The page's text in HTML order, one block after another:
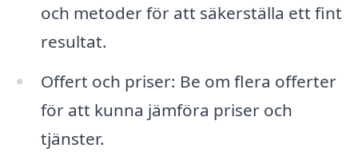
och metoder för att säkerställa ett fint
resultat.
Offert och priser: Be om flera offerter
för att kunna jämföra priser och
tjänster.